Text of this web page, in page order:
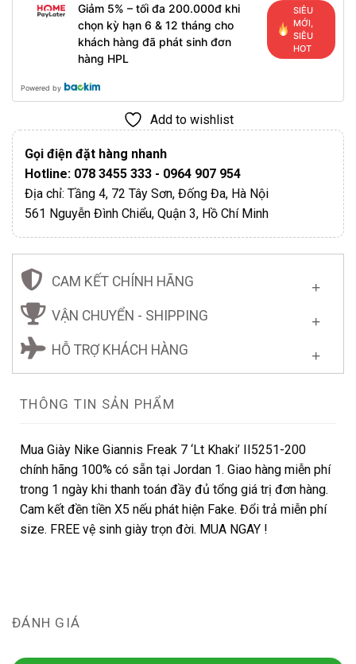
Giảm 5% – tối đa 200.000đ khi
chọn kỳ hạn 6 & 12 tháng cho
khách hàng đã phát sinh đơn
hàng HPL
SIÊU
MỚI,
SIÊU
HOT
Powered by
Add to wishlist
Gọi điện đặt hàng nhanh
Hotline: 078 3455 333 - 0964 907 954
Địa chỉ: Tầng 4, 72 Tây Sơn, Đống Đa, Hà Nội
561 Nguyễn Đình Chiểu, Quận 3, Hồ Chí Minh
CAM KẾT CHÍNH HÃNG
VẬN CHUYỂN - SHIPPING
HỖ TRỢ KHÁCH HÀNG
THÔNG TIN SẢN PHẨM
Mua Giày Nike Giannis Freak 7 ‘Lt Khaki’ II5251-200
chính hãng 100% có sẵn tại Jordan 1. Giao hàng miễn phí
trong 1 ngày khi thanh toán đầy đủ tổng giá trị đơn hàng.
Cam kết đền tiền X5 nếu phát hiện Fake. Đổi trả miễn phí
size. FREE vệ sinh giày trọn đời. MUA NGAY !
ĐÁNH GIÁ